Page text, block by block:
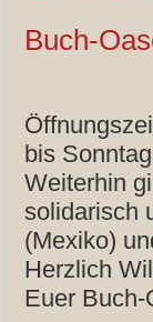
Buch-
bis
Weiterhin
solidarisch
(Mexiko)
Herzlich
Euer Buch-